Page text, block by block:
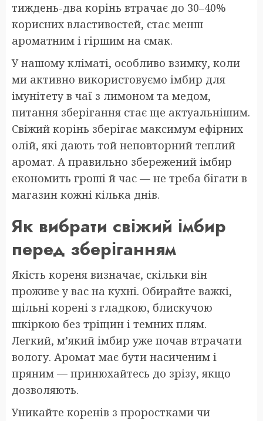
тиждень-два корінь втрачає до 30–40%
корисних властивостей, стає менш
ароматним і гіршим на смак.
У нашому кліматі, особливо взимку, коли
ми активно використовуємо імбир для
імунітету в чаї з лимоном та медом,
питання зберігання стає ще актуальнішим.
Свіжий корінь зберігає максимум ефірних
олій, які дають той неповторний теплий
аромат. А правильно збережений імбир
економить гроші й час — не треба бігати в
магазин кожні кілька днів.
Як вибрати свіжий імбир
перед зберіганням
Якість кореня визначає, скільки він
проживе у вас на кухні. Обирайте важкі,
щільні корені з гладкою, блискучою
шкіркою без тріщин і темних плям.
Легкий, м’який імбир уже почав втрачати
вологу. Аромат має бути насиченим і
пряним — принюхайтесь до зрізу, якщо
дозволяють.
Уникайте коренів з проростками чи